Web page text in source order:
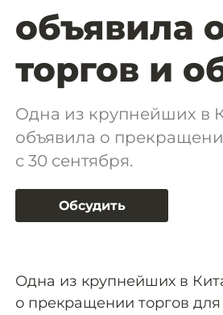
объявила
торгов и
Одна из крупнейших в
объявила о
с 30 сентября.
Обсудить
Одна из крупнейших в
о прекращении торгов